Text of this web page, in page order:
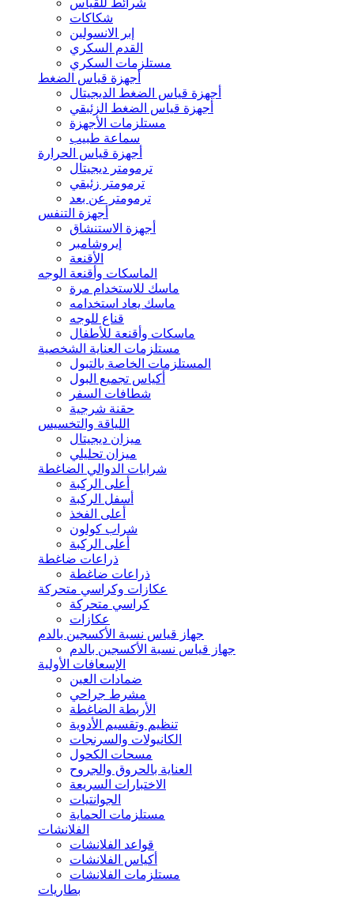
شرائط للقياس
شكاكات
إبر الانسولين
القدم السكري
مستلزمات السكري
أجهزة قياس الضغط
أجهزة قياس الضغط الديجيتال
أجهزة قياس الضغط الزئبقي
مستلزمات الأجهزة
سماعة طبيب
أجهزة قياس الحرارة
ترمومتر ديجيتال
ترمومتر زئبقي
ترمومتر عن بعد
أجهزة التنفس
أجهزة الاستنشاق
إيروشامبر
الأقنعة
الماسكات وأقنعة الوجه
ماسك للاستخدام مرة
ماسك يعاد استخدامه
قناع للوجه
ماسكات وأقنعة للأطفال
مستلزمات العناية الشخصية
المستلزمات الخاصة بالتبول
أكياس تجميع البول
شطافات السفر
حقنة شرجية
اللياقة والتخسيس
ميزان ديجيتال
ميزان تحليلي
شرابات الدوالي الضاغطة
أعلى الركبة
أسفل الركبة
أعلى الفخذ
شراب كولون
أعلى الركبة
ذراعات ضاغطة
ذراعات ضاغطة
عكازات وكراسي متحركة
كراسي متحركة
عكازات
جهاز قياس نسبة الأكسجين بالدم
جهاز قياس نسبة الأكسجين بالدم
الإسعافات الأولية
ضمادات العين
مشرط جراحي
الأربطة الضاغطة
تنظيم وتقسيم الأدوية
الكانيولات والسرنجات
مسحات الكحول
العناية بالحروق والجروح
الاختبارات السريعة
الجوانتيات
مستلزمات الحماية
الفلانشات
قواعد الفلانشات
أكياس الفلانشات
مستلزمات الفلانشات
بطاريات